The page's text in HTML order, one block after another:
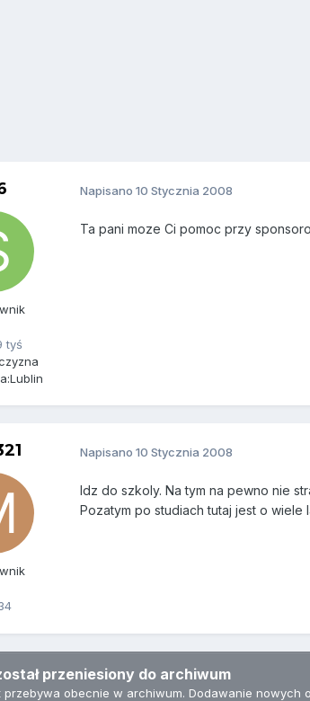
tyś
Lublin
Napisano 10 Stycznia 2008
Ta pani moze Ci pomoc przy
Napisano 10 Stycznia 2008
Idz do szkoly. Na tym na pewno nie
Pozatym po studiach tutaj jest o
przeniesiony do archiwum
przebywa obecnie w archiwum. Dodawanie nowych